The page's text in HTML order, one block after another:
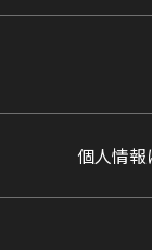
個人情報